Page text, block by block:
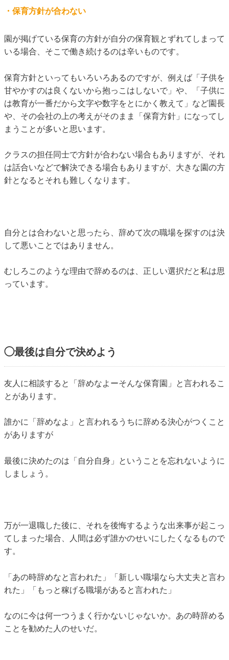
・保育方針が合わない
園が掲げている保育の方針が自分の保育観とずれてしまって
いる場合、そこで働き続けるのは辛いものです。
保育方針といってもいろいろあるのですが、例えば「子供を
甘やかすのは良くないから抱っこはしないで」や、「子供に
は教育が一番だから文字や数字をとにかく教えて」など園長
や、その会社の上の考えがそのまま「保育方針」になってし
まうことが多いと思います。
クラスの担任同士で方針が合わない場合もありますが、それ
は話合いなどで解決できる場合もありますが、大きな園の方
針となるとそれも難しくなります。
自分とは合わないと思ったら、辞めて次の職場を探すのは決
して悪いことではありません。
むしろこのような理由で辞めるのは、正しい選択だと私は思
っています。
◯最後は自分で決めよう
友人に相談すると「辞めなよーそんな保育園」と言われるこ
とがあります。
誰かに「辞めなよ」と言われるうちに辞める決心がつくこと
がありますが
最後に決めたのは「自分自身」ということを忘れないように
しましょう。
万が一退職した後に、それを後悔するような出来事が起こっ
てしまった場合、人間は必ず誰かのせいにしたくなるもので
す。
「あの時辞めなと言われた」「新しい職場なら大丈夫と言わ
れた」「もっと稼げる職場があると言われた」
なのに今は何一つうまく行かないじゃないか。あの時辞める
ことを勧めた人のせいだ。